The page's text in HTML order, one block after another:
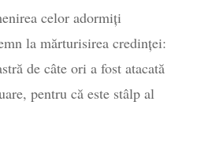
Constantin
duminică, la
celor adormiți
la mărturisirea credinței:
de câte ori a fost atacată
pentru că este stâlp al